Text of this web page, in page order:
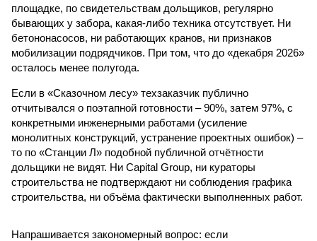
площадке, по свидетельствам дольщиков, регулярно
бывающих у забора, какая-либо техника отсутствует. Ни
бетононасосов, ни работающих кранов, ни признаков
мобилизации подрядчиков. При том, что до «декабря 2026»
осталось менее полугода.
Если в «Сказочном лесу» техзаказчик публично
отчитывался о поэтапной готовности – 90%, затем 97%, с
конкретными инженерными работами (усиление
монолитных конструкций, устранение проектных ошибок) –
то по «Станции Л» подобной публичной отчётности
дольщики не видят. Ни Capital Group, ни кураторы
строительства не подтверждают ни соблюдения графика
строительства, ни объёма фактически выполненных работ.
Напрашивается закономерный вопрос: если